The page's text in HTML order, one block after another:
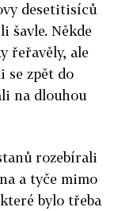
desetitisíců
šavle. Někde
řeřavěly, ale
se zpět do
na dlouhou
rozebírali
a tyče mimo
bylo třeba